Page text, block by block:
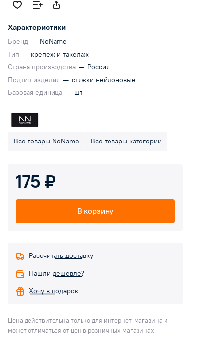
Характеристики
Бренд — NoName
Тип — крепеж и такелаж
Страна производства — Россия
Подтип изделия — стяжки нейлоновые
Базовая единица — шт
Все товары NoName Все товары категории
175 ₽
В корзину
Рассчитать доставку
Нашли дешевле?
Хочу в подарок
Цена действительна только для интернет-магазина и
может отличаться от цен в розничных магазинах